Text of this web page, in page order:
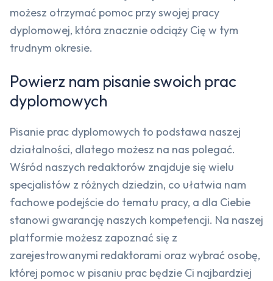
możesz otrzymać pomoc przy swojej pracy
dyplomowej, która znacznie odciąży Cię w tym
trudnym okresie.
Powierz nam pisanie swoich prac
dyplomowych
Pisanie prac dyplomowych to podstawa naszej
działalności, dlatego możesz na nas polegać.
Wśród naszych redaktorów znajduje się wielu
specjalistów z różnych dziedzin, co ułatwia nam
fachowe podejście do tematu pracy, a dla Ciebie
stanowi gwarancję naszych kompetencji. Na naszej
platformie możesz zapoznać się z
zarejestrowanymi redaktorami oraz wybrać osobę,
której pomoc w pisaniu prac będzie Ci najbardziej